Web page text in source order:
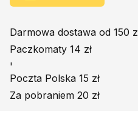
Promocja
Darmowa dostawa od 150
Paczkomaty 14 zł
'
Poczta Polska 15 zł
Za pobraniem 20 zł